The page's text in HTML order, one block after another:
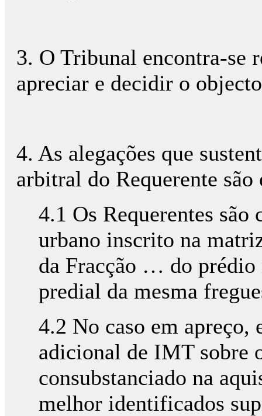
3. O Tribunal encontra-se
apreciar e decidir o
4. As alegações que
arbitral do Requerente
4.1 Os Requerentes
urbano inscrito na
da Fracção … do
predial da mesma
4.2 No caso em apreço,
adicional de IMT sobre
consubstanciado na
melhor identificados